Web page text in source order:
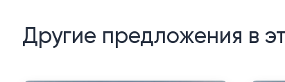
Другие предложения в